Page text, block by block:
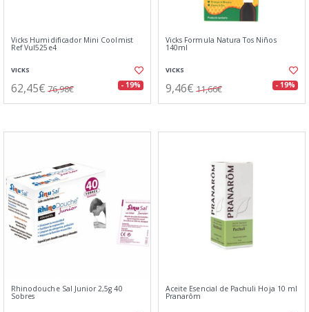
Vicks Humidificador Mini Coolmist
Ref Vul525e4
VICKS
62,45€ 76,98€ - 19%
Vicks Formula Natura Tos Niños
140ml
VICKS
9,46€ 11,66€ - 19%
Rhinodouche Sal Junior 2,5g 40
Sobres
Aceite Esencial de Pachuli Hoja 10 ml
Pranarôm